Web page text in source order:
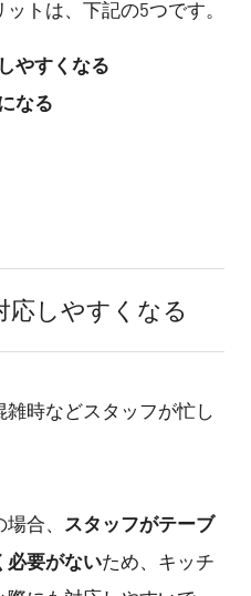
トは、下記の5つです。
やすくなる
なる
応しやすくなる
時などスタッフが忙し
合、
スタッフがテーブ
必要がないため、キッチ